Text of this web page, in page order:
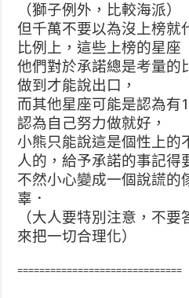
（獅子例外，比較海派）
但千萬不要以為沒上榜就
比例上，這些上榜的星座
他們對於承諾總是考量的
做到才能說出口，
而其他星座可能是認為有
認為自己努力做就好，
小熊只能說這是個性上的
人的，給予承諾的事記得
不然小心變成一個說謊的
辜．
（大人要特別注意，不
來把一切合理化）
==============================